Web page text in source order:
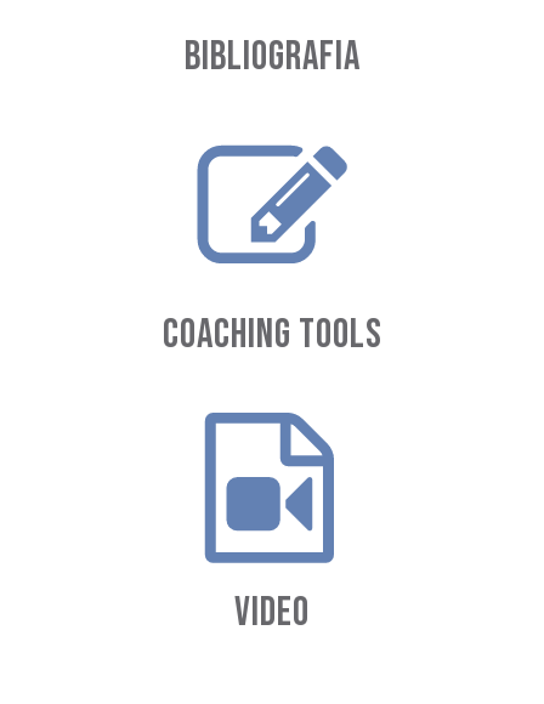
BIBLIOGRAFIA
COACHING TOOLS
VIDEO